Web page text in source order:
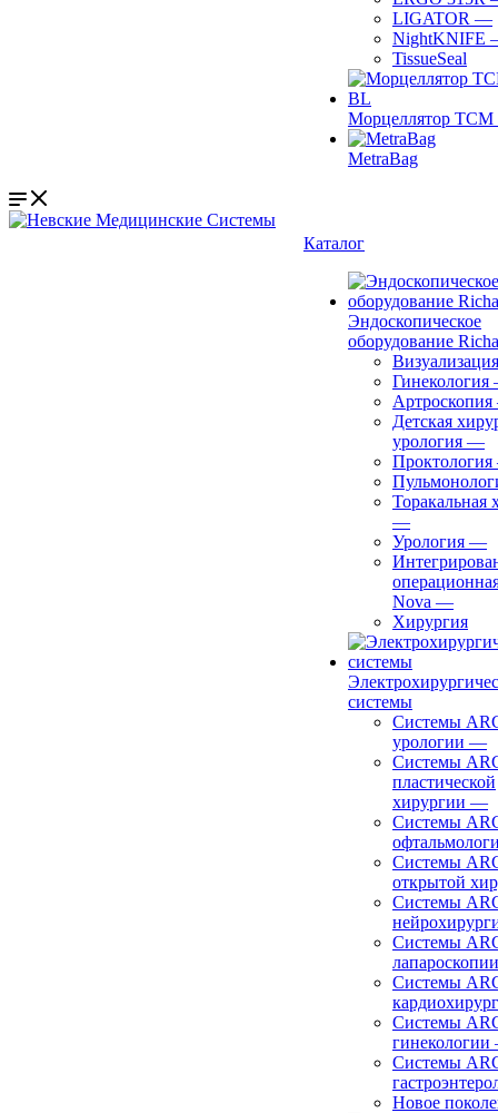
LIGATOR —
NightKNIFE
TissueSeal
Морцеллятор ТСМ
MetraBag
Каталог
Эндоскопическое
оборудование
Визуализация
Гинекология
Артроскопия
Детская
урология —
Проктология
Торакальная
—
Урология —
Nova —
Хирургия
системы
Системы
урологии —
Системы
пластической
хирургии —
Системы
Системы
открытой
Системы
Системы
лапароскопии
Системы
Системы
гинекологии
Системы
Новое